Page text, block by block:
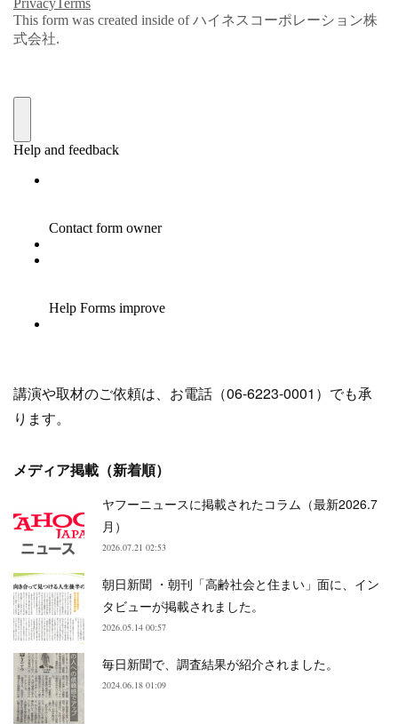
講演や取材のご依頼は、お電話（06-6223-0001）でも承
ります。
メディア掲載（新着順）
ヤフーニュースに掲載されたコラム（最新2026.7
月）
2026.07.21 02:53
朝日新聞 ・朝刊「高齢社会と住まい」面に、イン
タビューが掲載されました。
2026.05.14 00:57
毎日新聞で、調査結果が紹介されました。
2024.06.18 01:09